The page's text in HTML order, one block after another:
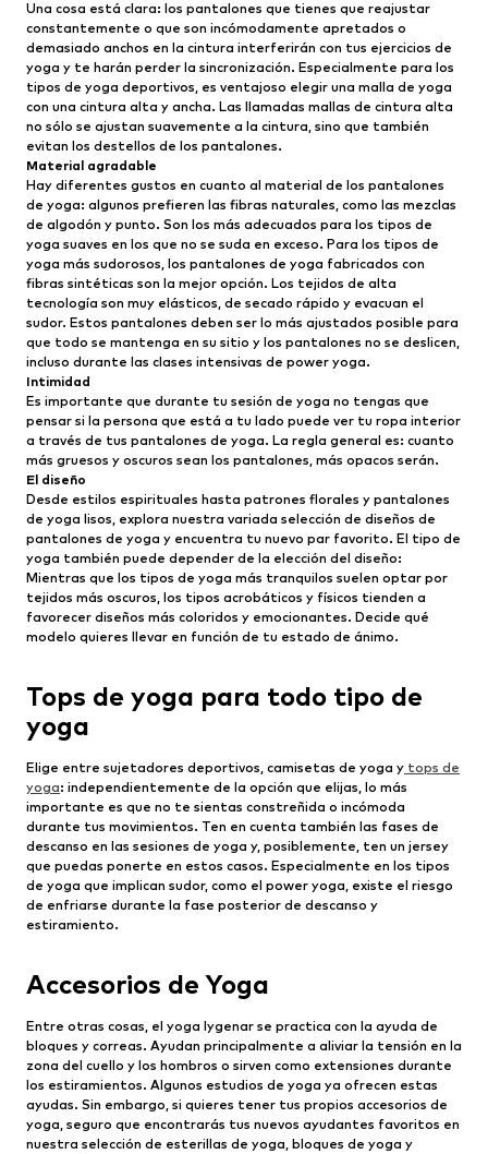
Una cosa está clara: los pantalones que tienes que reajustar
constantemente o que son incómodamente apretados o
demasiado anchos en la cintura interferirán con tus ejercicios de
yoga y te harán perder la sincronización. Especialmente para los
tipos de yoga deportivos, es ventajoso elegir una malla de yoga
con una cintura alta y ancha. Las llamadas mallas de cintura alta
no sólo se ajustan suavemente a la cintura, sino que también
evitan los destellos de los pantalones.
Material agradable
Hay diferentes gustos en cuanto al material de los pantalones
de yoga: algunos prefieren las fibras naturales, como las mezclas
de algodón y punto. Son los más adecuados para los tipos de
yoga suaves en los que no se suda en exceso. Para los tipos de
yoga más sudorosos, los pantalones de yoga fabricados con
fibras sintéticas son la mejor opción. Los tejidos de alta
tecnología son muy elásticos, de secado rápido y evacuan el
sudor. Estos pantalones deben ser lo más ajustados posible para
que todo se mantenga en su sitio y los pantalones no se deslicen,
incluso durante las clases intensivas de power yoga.
Intimidad
Es importante que durante tu sesión de yoga no tengas que
pensar si la persona que está a tu lado puede ver tu ropa interior
a través de tus pantalones de yoga. La regla general es: cuanto
más gruesos y oscuros sean los pantalones, más opacos serán.
El diseño
Desde estilos espirituales hasta patrones florales y pantalones
de yoga lisos, explora nuestra variada selección de diseños de
pantalones de yoga y encuentra tu nuevo par favorito. El tipo de
yoga también puede depender de la elección del diseño:
Mientras que los tipos de yoga más tranquilos suelen optar por
tejidos más oscuros, los tipos acrobáticos y físicos tienden a
favorecer diseños más coloridos y emocionantes. Decide qué
modelo quieres llevar en función de tu estado de ánimo.
Tops de yoga para todo tipo de
yoga
Elige entre sujetadores deportivos, camisetas de yoga y tops de
yoga: independientemente de la opción que elijas, lo más
importante es que no te sientas constreñida o incómoda
durante tus movimientos. Ten en cuenta también las fases de
descanso en las sesiones de yoga y, posiblemente, ten un jersey
que puedas ponerte en estos casos. Especialmente en los tipos
de yoga que implican sudor, como el power yoga, existe el riesgo
de enfriarse durante la fase posterior de descanso y
estiramiento.
Accesorios de Yoga
Entre otras cosas, el yoga Iygenar se practica con la ayuda de
bloques y correas. Ayudan principalmente a aliviar la tensión en la
zona del cuello y los hombros o sirven como extensiones durante
los estiramientos. Algunos estudios de yoga ya ofrecen estas
ayudas. Sin embargo, si quieres tener tus propios accesorios de
yoga, seguro que encontrarás tus nuevos ayudantes favoritos en
nuestra selección de esterillas de yoga, bloques de yoga y